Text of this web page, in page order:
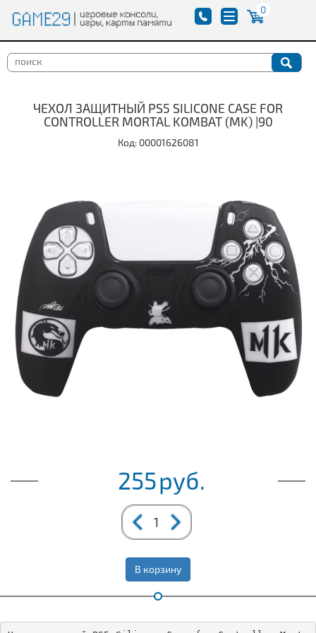
0
ЧЕХОЛ ЗАЩИТНЫЙ PS5 SILICONE CASE FOR
CONTROLLER MORTAL KOMBAT (MK) |90
Код: 00001626081
255руб.
В корзину